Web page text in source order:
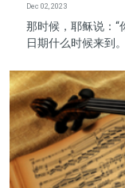
Dec 02, 2023
那时候，耶稣说：“
日期什么时候来到。